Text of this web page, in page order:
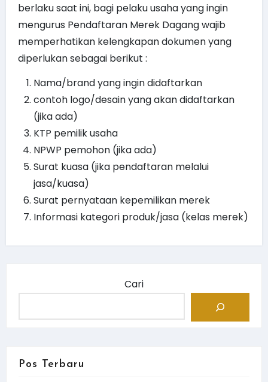
berlaku saat ini, bagi pelaku usaha yang ingin
mengurus Pendaftaran Merek Dagang wajib
memperhatikan kelengkapan dokumen yang
diperlukan sebagai berikut :
Nama/brand yang ingin didaftarkan
contoh logo/desain yang akan didaftarkan
(jika ada)
KTP pemilik usaha
NPWP pemohon (jika ada)
Surat kuasa (jika pendaftaran melalui
jasa/kuasa)
Surat pernyataan kepemilikan merek
Informasi kategori produk/jasa (kelas merek)
Cari
Pos Terbaru